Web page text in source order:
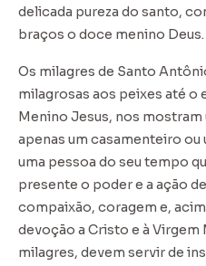
delicada pureza do santo,
braços o doce menino Deus.
Os milagres de Santo
milagrosas aos peixes até
Menino Jesus, nos mostram
apenas um casamenteiro ou
uma pessoa do seu tempo
presente o poder e a ação
compaixão, coragem e,
devoção a Cristo e à
milagres, devem servir de